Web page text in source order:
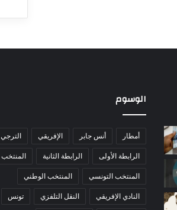
الوسوم
أمطار أنس جابر الإفريقي الترجي
الرابطة الأولى الرابطة الثانية المنتخب
المنتخب التونسي المنتخب الوطني
النادي الإفريقي النقل التلفزي تونس